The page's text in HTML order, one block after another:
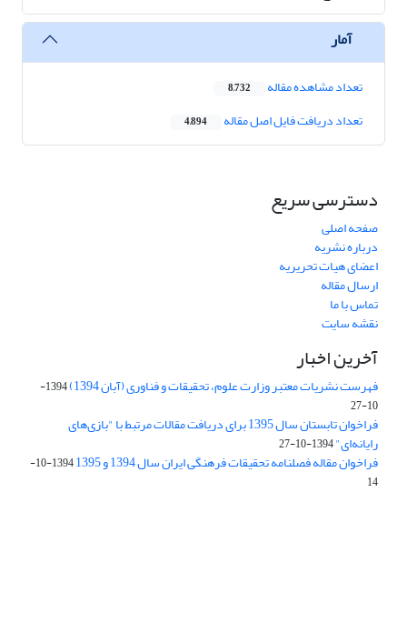
آمار
تعداد مشاهده مقاله 8,732
تعداد دریافت فایل اصل مقاله 4,894
دسترسی سریع
صفحه اصلی
درباره نشریه
اعضای هیات تحریریه
ارسال مقاله
تماس با ما
نقشه سایت
آخرین اخبار
فهرست نشریات معتبر وزارت علوم، تحقیقات و فناوری (آبان 1394)
1394-
10-27
فراخوان تابستان سال 1395 برای دریافت مقالات مرتبط با "بازی‌های
رایانه‌ای"1394-10-27
فراخوان مقاله فصلنامه تحقیقات فرهنگی ایران سال 1394 و 1395
1394-10-
14